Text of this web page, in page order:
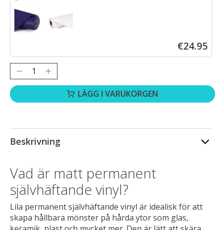
€24.95
LOKLiK Permanent självhäftande vinyl, matt – lila – 30,5 x 180 cm
LÄGG I VARUKORGEN
Beskrivning
Vad är matt permanent
självhäftande vinyl?
Lila permanent självhäftande vinyl är idealisk för att
skapa hållbara mönster på hårda ytor som glas,